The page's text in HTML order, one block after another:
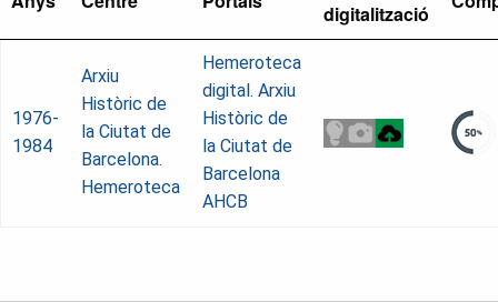
digitalització
1976-
1984
Arxiu
Històric de
la Ciutat de
Barcelona.
Hemeroteca
Hemeroteca
digital. Arxiu
Històric de
la Ciutat de
Barcelona
AHCB